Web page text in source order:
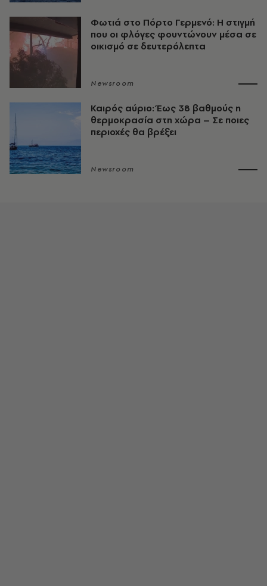
Φωτιά στο Πόρτο Γερμενό: Η στιγμή
που οι φλόγες φουντώνουν μέσα σε
οικισμό σε δευτερόλεπτα
Newsroom
Καιρός αύριο: Έως 38 βαθμούς η
θερμοκρασία στη χώρα – Σε ποιες
περιοχές θα βρέξει
Newsroom